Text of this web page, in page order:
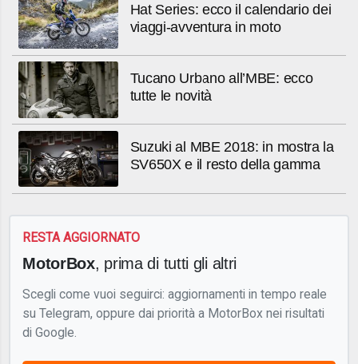
Hat Series: ecco il calendario dei
viaggi-avventura in moto
Tucano Urbano all’MBE: ecco
tutte le novità
Suzuki al MBE 2018: in mostra la
SV650X e il resto della gamma
RESTA AGGIORNATO
MotorBox, prima di tutti gli altri
Scegli come vuoi seguirci: aggiornamenti in tempo reale
su Telegram, oppure dai priorità a MotorBox nei risultati
di Google.